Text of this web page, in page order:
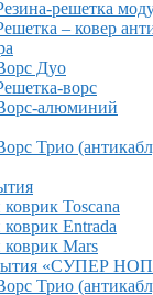
решетка
– ковер
Дуо
ворс
алюминий
Трио
Toscana
Entrada
Mars
«СУПЕР
Трио